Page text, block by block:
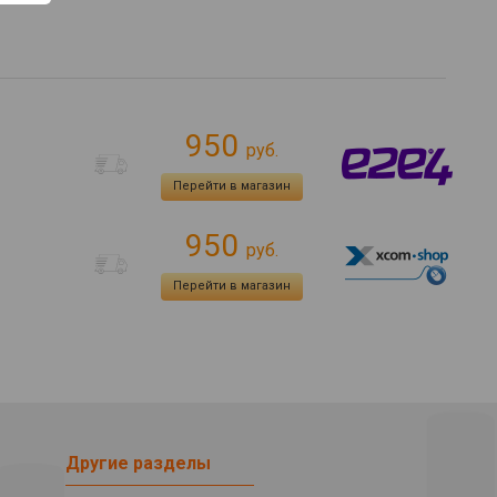
950 руб.
Перейти в магазин
950 руб.
Перейти в магазин
Другие разделы